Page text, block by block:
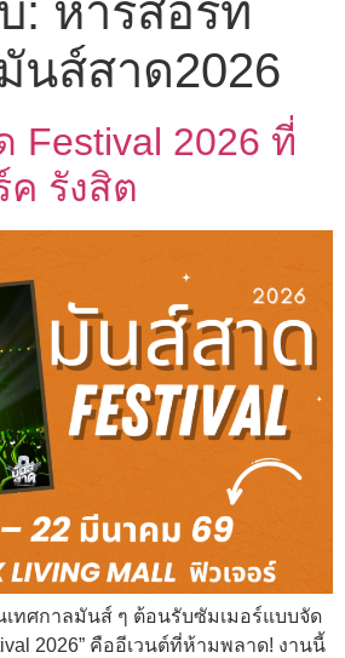
: หารีสอร์ท
นส์สาด2026
Festival 2026 ที่
ค รังสิต
ทศกาลมันส์ ๆ ต้อนรับซัมเมอร์แบบจัด
2026” คืออีเวนต์ที่ห้ามพลาด! งานนี้